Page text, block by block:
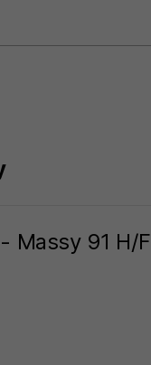
Massy 91 H/F